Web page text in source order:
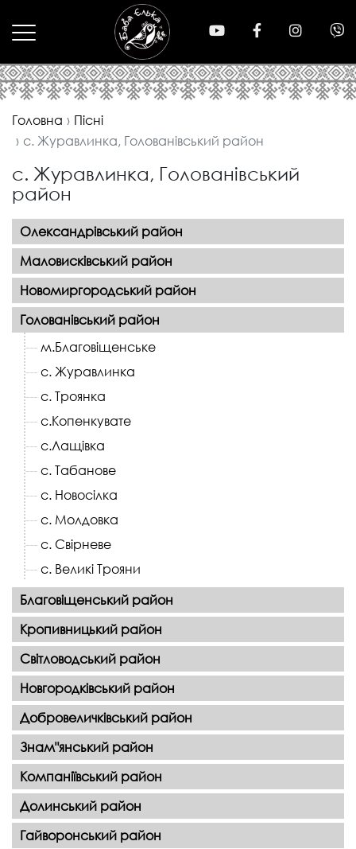
Головна
Піcні
с. Журавлинка, Голованівський район
с. Журавлинка, Голованівський
район
Олександрівський район
Маловисківський район
Новомиргородський район
Голованівський район
м.Благовіщенське
с. Журавлинка
c. Троянка
с.Копенкувате
с.Лащівка
с. Табанове
с. Новосілка
с. Молдовка
с. Свірневе
с. Великі Трояни
Благовіщенський район
Кропивницький район
Світловодський район
Новгородківський район
Добровеличківський район
Знам"янський район
Компаніївський район
Долинський район
Гайворонський район